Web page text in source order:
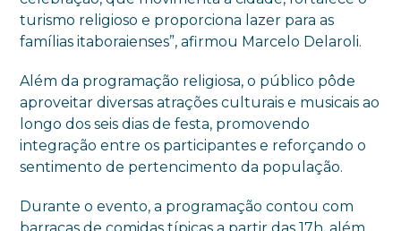
turismo religioso e proporciona lazer para as
famílias itaboraienses”, afirmou Marcelo Delaroli.
Além da programação religiosa, o público pôde
aproveitar diversas atrações culturais e musicais ao
longo dos seis dias de festa, promovendo
integração entre os participantes e reforçando o
sentimento de pertencimento da população.
Durante o evento, a programação contou com
barracas de comidas típicas a partir das 17h, além